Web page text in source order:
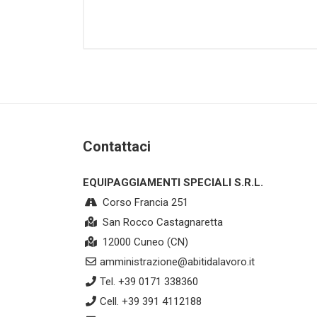
Regione Liguria
Contattaci
EQUIPAGGIAMENTI SPECIALI S.R.L.
Corso Francia 251
San Rocco Castagnaretta
12000 Cuneo (CN)
amministrazione@abitidalavoro.it
Tel. +39 0171 338360
Cell. +39 391 4112188